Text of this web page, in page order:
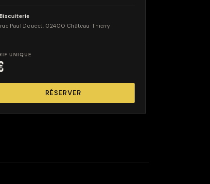
Paul Doucet, 02400 Château-Thierry
UNIQUE
RÉSERVER